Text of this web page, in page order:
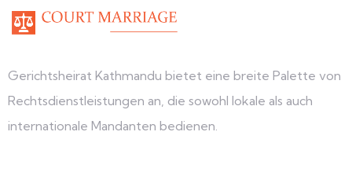
Gerichtsheirat Kathmandu bietet eine breite Palette von
Rechtsdienstleistungen an, die sowohl lokale als auch
internationale Mandanten bedienen.